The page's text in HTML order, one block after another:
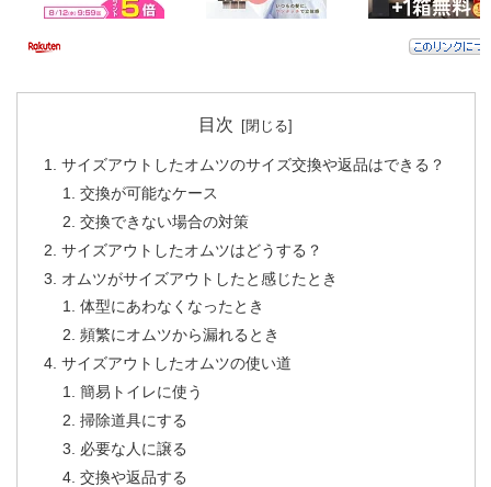
目次
サイズアウトしたオムツのサイズ交換や返品はできる？
交換が可能なケース
交換できない場合の対策
サイズアウトしたオムツはどうする？
オムツがサイズアウトしたと感じたとき
体型にあわなくなったとき
頻繁にオムツから漏れるとき
サイズアウトしたオムツの使い道
簡易トイレに使う
掃除道具にする
必要な人に譲る
交換や返品する